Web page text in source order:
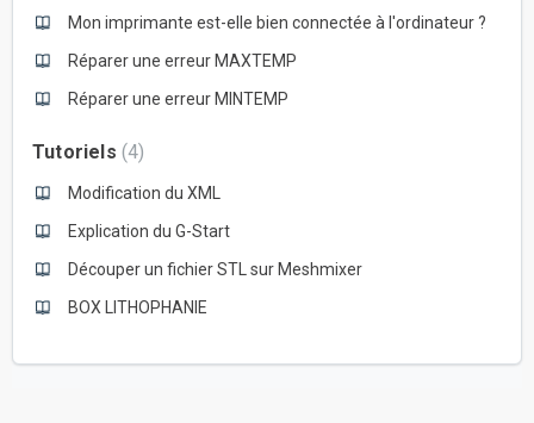
Mon imprimante est-elle bien connectée à l'ordinateur ?
Réparer une erreur MAXTEMP
Réparer une erreur MINTEMP
Tutoriels 4
Modification du XML
Explication du G-Start
Découper un fichier STL sur Meshmixer
BOX LITHOPHANIE